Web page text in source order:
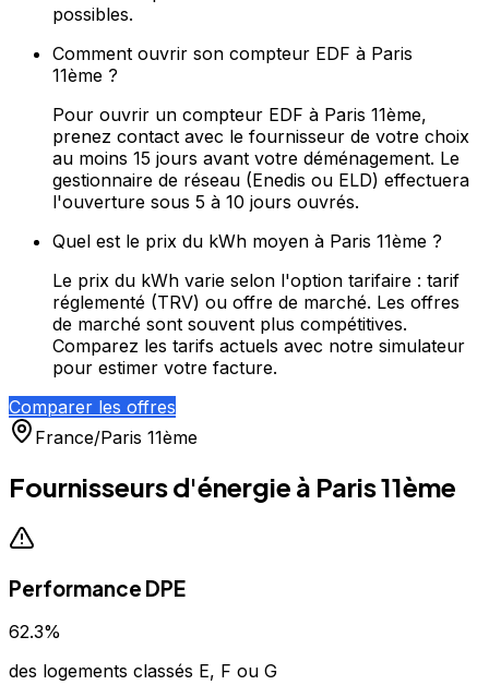
possibles.
Comment ouvrir son compteur EDF à Paris
11ème ?
Pour ouvrir un compteur EDF à Paris 11ème,
prenez contact avec le fournisseur de votre choix
au moins 15 jours avant votre déménagement. Le
gestionnaire de réseau (Enedis ou ELD) effectuera
l'ouverture sous 5 à 10 jours ouvrés.
Quel est le prix du kWh moyen à Paris 11ème ?
Le prix du kWh varie selon l'option tarifaire : tarif
réglementé (TRV) ou offre de marché. Les offres
de marché sont souvent plus compétitives.
Comparez les tarifs actuels avec notre simulateur
pour estimer votre facture.
Comparer les offres
France/Paris 11ème
Fournisseurs d'énergie à Paris 11ème
Performance DPE
62.3%
des logements classés E, F ou G